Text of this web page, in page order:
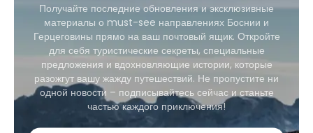
Получайте последние обновления и эксклюзивные
материалы о must-see направлениях Боснии и
Герцеговины прямо на ваш почтовый ящик. Откройте
для себя туристические секреты, специальные
предложения и вдохновляющие истории, которые
разожгут вашу жажду путешествий. Не пропустите ни
одной новости – подписывайтесь сейчас и станьте
частью каждого приключения!